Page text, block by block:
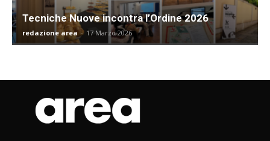
Tecniche Nuove incontra l’Ordine 2026
redazione area - 17 Marzo 2026